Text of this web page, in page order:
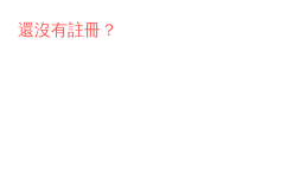
還沒有註冊？